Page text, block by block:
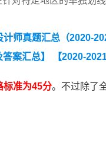
师真题汇总（2020-
案汇总】 【2020-
标准为45分。不过除了